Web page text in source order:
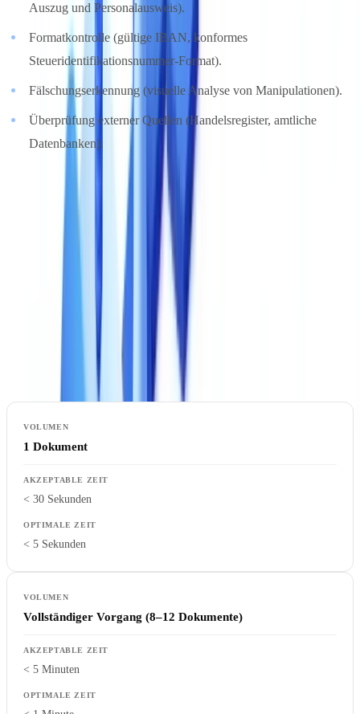
Auszug und Personalausweis).
Formatkontrolle (gültige IBAN, konformes
Steueridentifikationsnummer-Format).
Fälschungserkennung (visuelle Analyse von Manipulationen).
Überprüfung externer Quellen (Handelsregister, amtliche
Datenbanken).
-Regeln: Sie definieren die für Ihre Akzeptanzrichtlinie
spezifischen Kontrollen, und die Plattform wendet sie automatisch
4. Verarbeitungsgeschwindigkeit
Geschwindigkeit beeinflusst direkt die Benutzererfahrung und die
Bearbeitungskapazität Ihres Teams.
1 Dokument
< 30 Sekunden
< 5 Sekunden
Vollständiger Vorgang (8–12 Dokumente)
< 5 Minuten